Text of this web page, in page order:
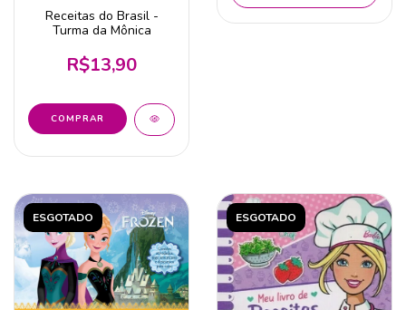
Receitas do Brasil -
Turma da Mônica
R$13,90
ESGOTADO ESGOTADO